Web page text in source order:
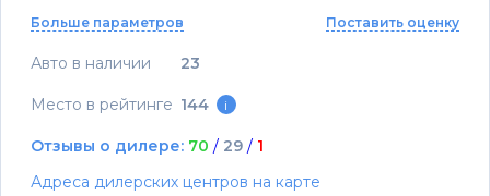
Больше параметров Поставить оценку
Авто в наличии 23
Место в рейтинге 144 i
Отзывы о дилере: 70 / 29 / 1
Адреса дилерских центров на карте